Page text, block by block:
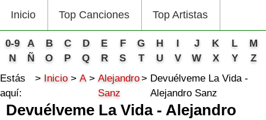
Inicio Top Canciones Top Artistas
0-9 A B C D E F G H I J K L
M
N
Ñ O P Q R S T U V W X Y
Z
Estás
aquí:
Inicio A
Alejandro
Sanz
Devuélveme La Vida -
Alejandro Sanz
Devuélveme La Vida - Alejandro